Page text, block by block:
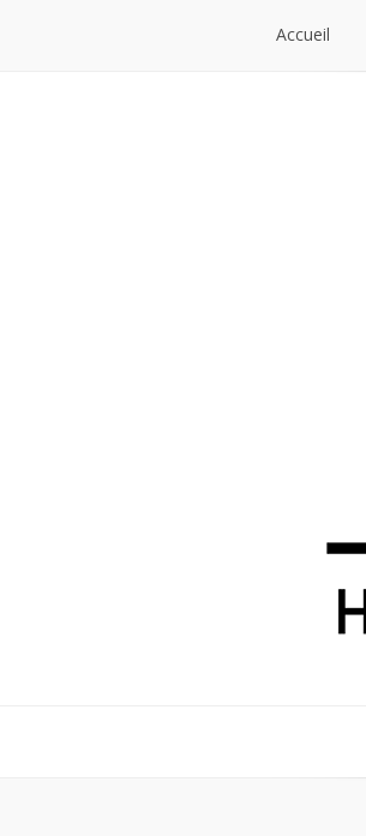
Accueil